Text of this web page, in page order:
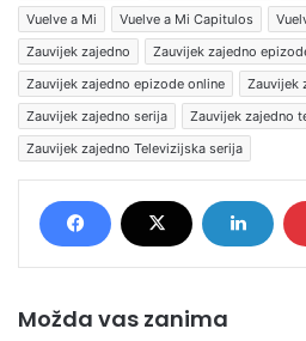
Vuelve a Mi
Vuelve a Mi Capitulos
Zauvijek zajedno
Zauvijek zajedno
Zauvijek zajedno epizode online
Zauvijek
Zauvijek zajedno serija
Zauvijek zajedno
Zauvijek zajedno Televizijska serija
Možda vas zanima